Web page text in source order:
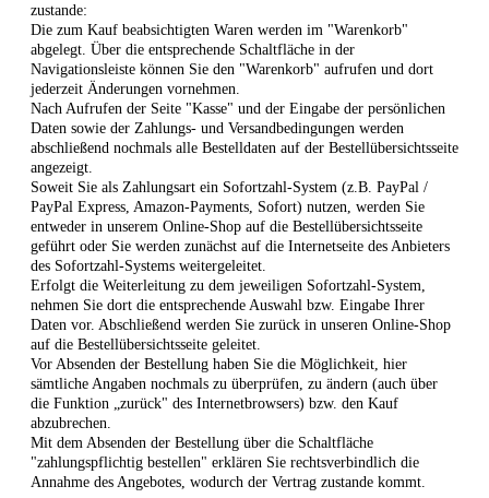
zustande:
Die zum Kauf beabsichtigten Waren werden im "Warenkorb"
abgelegt. Über die entsprechende Schaltfläche in der
Navigationsleiste können Sie den "Warenkorb" aufrufen und dort
jederzeit Änderungen vornehmen.
Nach Aufrufen der Seite "Kasse" und der Eingabe der persönlichen
Daten sowie der Zahlungs- und Versandbedingungen werden
abschließend nochmals alle Bestelldaten auf der Bestellübersichtsseite
angezeigt.
Soweit Sie als Zahlungsart ein Sofortzahl-System (z.B. PayPal /
PayPal Express, Amazon-Payments, Sofort) nutzen, werden Sie
entweder in unserem Online-Shop auf die Bestellübersichtsseite
geführt oder Sie werden zunächst auf die Internetseite des Anbieters
des Sofortzahl-Systems weitergeleitet.
Erfolgt die Weiterleitung zu dem jeweiligen Sofortzahl-System,
nehmen Sie dort die entsprechende Auswahl bzw. Eingabe Ihrer
Daten vor. Abschließend werden Sie zurück in unseren Online-Shop
auf die Bestellübersichtsseite geleitet.
Vor Absenden der Bestellung haben Sie die Möglichkeit, hier
sämtliche Angaben nochmals zu überprüfen, zu ändern (auch über
die Funktion „zurück" des Internetbrowsers) bzw. den Kauf
abzubrechen.
Mit dem Absenden der Bestellung über die Schaltfläche
"zahlungspflichtig bestellen" erklären Sie rechtsverbindlich die
Annahme des Angebotes, wodurch der Vertrag zustande kommt.